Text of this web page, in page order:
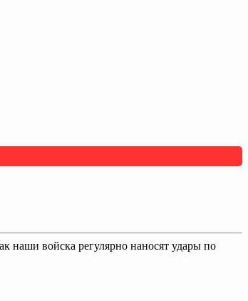
войска регулярно наносят удары по